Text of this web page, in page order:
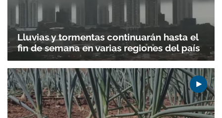
Lluvias y tormentas continuarán hasta el
fin de semana en varias regiones del país